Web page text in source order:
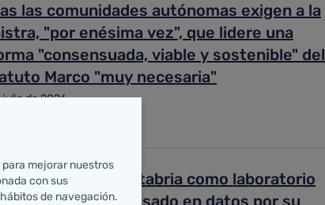
las comunidades autónomas exigen a la
"por enésima vez", que lidere una
"consensuada, viable y sostenible" del
Marco "muy necesaria"
julio de 2026
postula a Cantabria como laboratorio
de la salud basado en datos por su
mejorar nuestros
con sus
de navegación.